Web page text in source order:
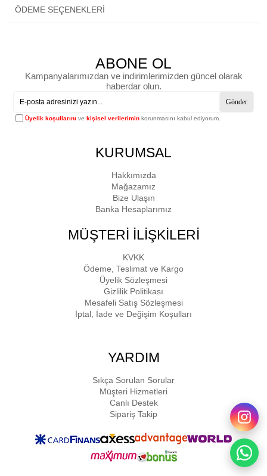
ÖDEME SEÇENEKLERI
ABONE OL
Kampanyalarımızdan ve indirimlerimizden güncel olarak
haberdar olun.
Gönder
Üyelik koşullarını ve kişisel verilerimin korunmasını kabul ediyorum.
KURUMSAL
Hakkımızda
Mağazamız
Bize Ulaşın
Banka Hesaplarımız
MÜŞTERİ İLİŞKİLERİ
KVKK
Ödeme, Teslimat ve Kargo
Üyelik Sözleşmesi
Gizlilik Politikası
Mesafeli Satış Sözleşmesi
İptal, İade ve Değişim Koşulları
YARDIM
Sıkça Sorulan Sorular
Müşteri Hizmetleri
Canlı Destek
Sipariş Takip